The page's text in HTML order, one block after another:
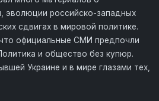
эволюции российско-западных
сдвигах в мировой политике.
официальные СМИ предпочли
и общество без купюр.
Украине и в мире глазами тех,